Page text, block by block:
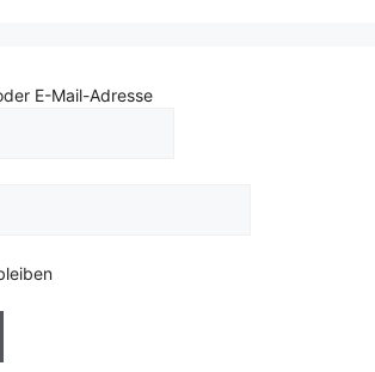
E-Mail-Adresse